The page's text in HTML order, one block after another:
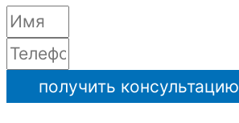
получить консультацию